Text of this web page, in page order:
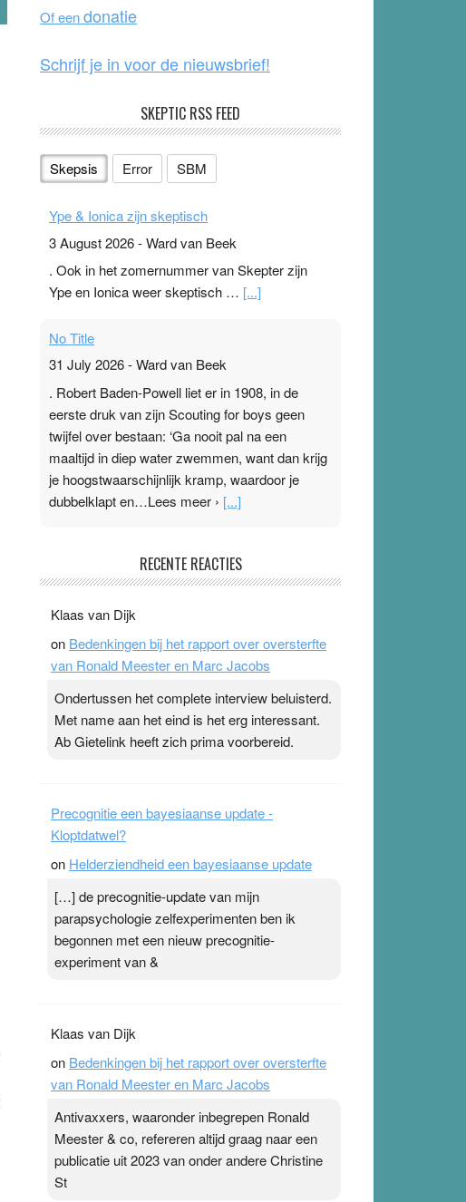
k
Of eendonatie
Schrijf je in voor de nieuwsbrief!
SKEPTIC RSS FEED
Skepsis Error SBM
Ype & Ionica zijn skeptisch
3 August 2026-Ward van Beek
. Ook in het zomernummer van Skepter zijn
Ype en Ionica weer skeptisch … [...]
No Title
31 July 2026-Ward van Beek
. Robert Baden-Powell liet er in 1908, in de
eerste druk van zijn Scouting for boys geen
twijfel over bestaan: ‘Ga nooit pal na een
maaltijd in diep water zwemmen, want dan krijg
je hoogstwaarschijnlijk kramp, waardoor je
dubbelklapt en…Lees meer › [...]
Ward van Beek
topsporters. Ze hopen ermee hun hartslag te
verlagen terwijl ze meer zuurstof opnemen.
Daarop heeft zo’n pleister geen effect. Maar het
zijn. Door…Lees meer Pleisterplakkers in de
topspsort › [...]
RECENTE REACTIES
Klaas van Dijk
on Bedenkingen bij het rapport over oversterfte
van Ronald Meester en Marc Jacobs
Ondertussen het complete interview beluisterd.
Met name aan het eind is het erg interessant.
Ab Gietelink heeft zich prima voorbereid.
Precognitie een bayesiaanse update -
Kloptdatwel?
on Helderziendheid een bayesiaanse update
[…] de precognitie-update van mijn
parapsychologie zelfexperimenten ben ik
begonnen met een nieuw precognitie-
experiment van &
Klaas van Dijk
on Bedenkingen bij het rapport over oversterfte
van Ronald Meester en Marc Jacobs
Antivaxxers, waaronder inbegrepen Ronald
Meester & co, refereren altijd graag naar een
publicatie uit 2023 van onder andere Christine
St